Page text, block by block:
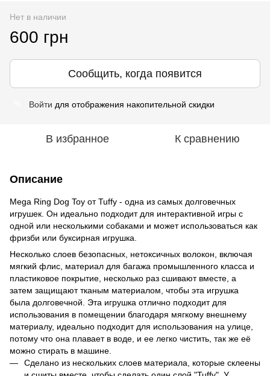
Нет в наличии
600 грн
Сообщить, когда появится
Войти для отображения накопительной скидки
В избранное К сравнению
Описание
Mega Ring Dog Toy от Tuffy - одна из самых долговечных
игрушек. Он идеально подходит для интерактивной игры с
одной или несколькими собаками и может использоваться как
фризби или буксирная игрушка.
Несколько слоев безопасных, нетоксичных волокон, включая
мягкий флис, материал для багажа промышленного класса и
пластиковое покрытие, несколько раз сшивают вместе, а
затем защищают тканым материалом, чтобы эта игрушка
была долговечной. Эта игрушка отлично подходит для
использования в помещении благодаря мягкому внешнему
материалу, идеально подходит для использования на улице,
потому что она плавает в воде, и ее легко чистить, так же её
можно стирать в машине.
Сделано из нескольких слоев материала, которые склеены